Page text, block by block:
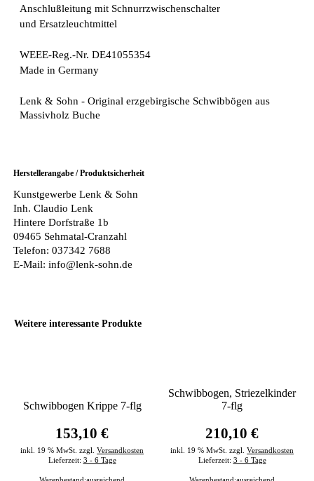
Anschlußleitung mit Schnurrzwischenschalter
und Ersatzleuchtmittel
WEEE-Reg.-Nr. DE41055354
Made in Germany
Lenk & Sohn - Original erzgebirgische Schwibbögen aus
Massivholz Buche
Herstellerangabe / Produktsicherheit
Kunstgewerbe Lenk & Sohn
Inh. Claudio Lenk
Hintere Dorfstraße 1b
09465 Sehmatal-Cranzahl
Telefon: 037342 7688
E-Mail: info@lenk-sohn.de
Weitere interessante Produkte
Schwibbogen Krippe 7-flg
153,10 €
inkl. 19 % MwSt. zzgl. Versandkosten
Lieferzeit: 3 - 6 Tage
Schwibbogen, Striezelkinder
7-flg
210,10 €
inkl. 19 % MwSt. zzgl. Versandkosten
Lieferzeit: 3 - 6 Tage